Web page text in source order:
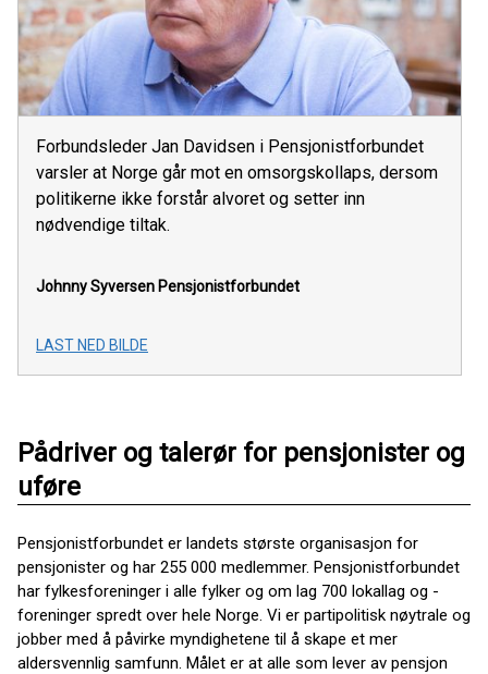
Forbundsleder Jan Davidsen i Pensjonistforbundet
varsler at Norge går mot en omsorgskollaps, dersom
politikerne ikke forstår alvoret og setter inn
nødvendige tiltak.
Johnny Syversen Pensjonistforbundet
LAST NED BILDE
Pådriver og talerør for pensjonister og
uføre
Pensjonistforbundet er landets største organisasjon for
pensjonister og har 255 000 medlemmer. Pensjonistforbundet
har fylkesforeninger i alle fylker og om lag 700 lokallag og -
foreninger spredt over hele Norge. Vi er partipolitisk nøytrale og
jobber med å påvirke myndighetene til å skape et mer
aldersvennlig samfunn. Målet er at alle som lever av pensjon